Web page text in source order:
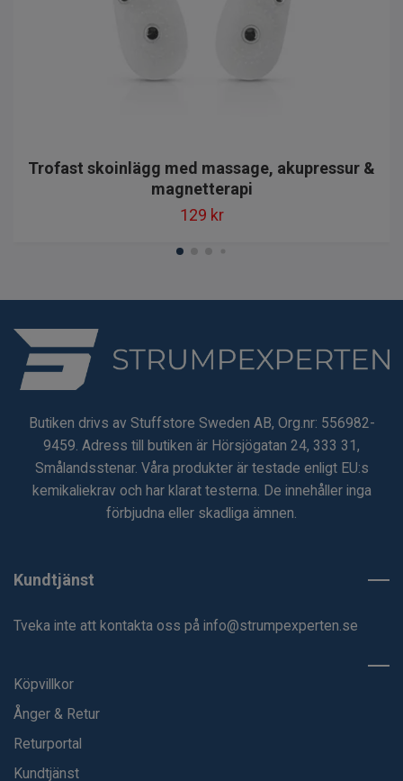
Trofast skoinlägg med massage, akupressur &
magnetterapi
129 kr
Butiken drivs av Stuffstore Sweden AB, Org.nr: 556982-
9459. Adress till butiken är Hörsjögatan 24, 333 31,
Smålandsstenar. Våra produkter är testade enligt EU:s
kemikaliekrav och har klarat testerna. De innehåller inga
förbjudna eller skadliga ämnen.
Kundtjänst
Tveka inte att kontakta oss på info@strumpexperten.se
Köpvillkor
Ånger & Retur
Returportal
Kundtjänst